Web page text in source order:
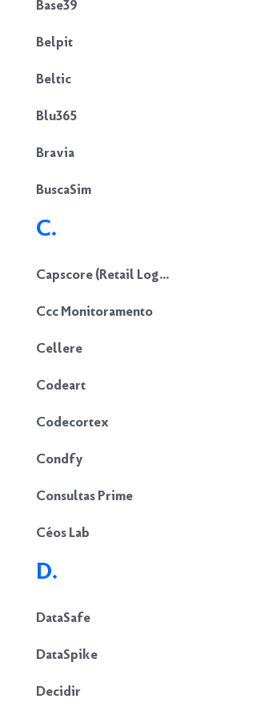
Base39
Belpit
Beltic
Blu365
Bravia
BuscaSim
C.
Capscore (Retail Logic)
Ccc Monitoramento
Cellere
Codeart
Codecortex
Condfy
Consultas Prime
Céos Lab
D.
DataSafe
DataSpike
Decidir